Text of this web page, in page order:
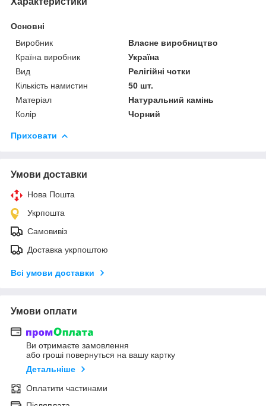
Основні
Виробник
Власне виробництво
Країна виробник
Україна
Вид
Релігійні чотки
Кількість намистин
50 шт.
Матеріал
Натуральний камінь
Колір
Чорний
Приховати
Умови доставки
Нова Пошта
Укрпошта
Самовивіз
Доставка укрпоштою
Всі умови доставки
Умови оплати
Ви отримаєте замовлення
або гроші повернуться на вашу картку
Детальніше
Оплатити частинами